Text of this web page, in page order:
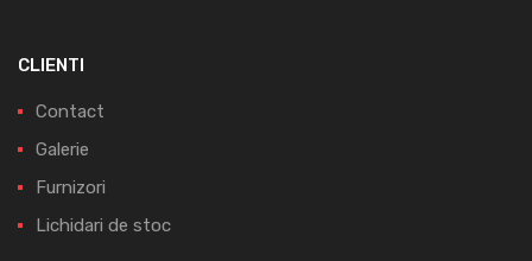
CLIENTI
Contact
Galerie
Furnizori
Lichidari de stoc